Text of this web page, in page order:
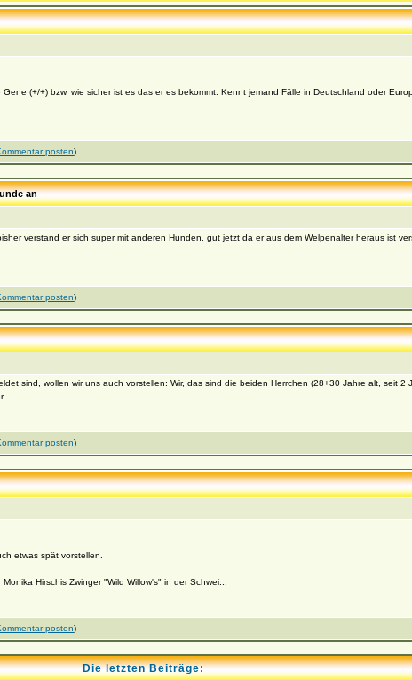
(+/+) bzw. wie sicher ist es das er es bekommt. Kennt jemand Fälle in Deutschland oder
posten)
an
verstand er sich super mit anderen Hunden, gut jetzt da er aus dem Welpenalter heraus ist
posten)
sind, wollen wir uns auch vorstellen: Wir, das sind die beiden Herrchen (28+30 Jahre alt, seit 2
posten)
etwas spät vorstellen.
Hirschis Zwinger "Wild Willow's" in der Schwei...
posten)
Die letzten Beiträge: